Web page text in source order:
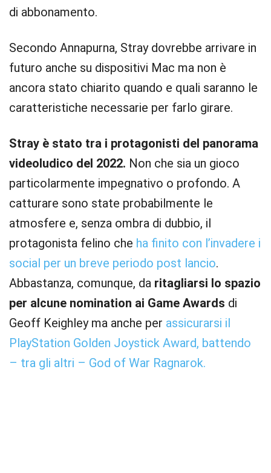
di abbonamento.
Secondo Annapurna, Stray dovrebbe arrivare in
futuro anche su dispositivi Mac ma non è
ancora stato chiarito quando e quali saranno le
caratteristiche necessarie per farlo girare.
Stray è stato tra i protagonisti del panorama
videoludico del 2022. Non che sia un gioco
particolarmente impegnativo o profondo. A
catturare sono state probabilmente le
atmosfere e, senza ombra di dubbio, il
protagonista felino che ha finito con l’invadere i
social per un breve periodo post lancio.
Abbastanza, comunque, da ritagliarsi lo spazio
per alcune nomination ai Game Awards di
Geoff Keighley ma anche per assicurarsi il
PlayStation Golden Joystick Award, battendo
– tra gli altri – God of War Ragnarok.